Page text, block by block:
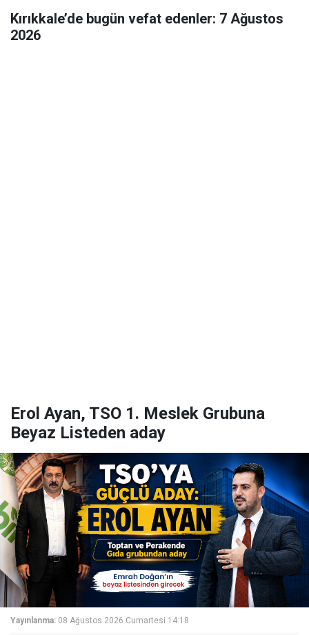
Kırıkkale’de bugün vefat edenler: 7 Ağustos
2026
Erol Ayan, TSO 1. Meslek Grubuna
Beyaz Listeden aday
Yayınlanma: 08 Ağustos 2026 Cumartesi 14:18